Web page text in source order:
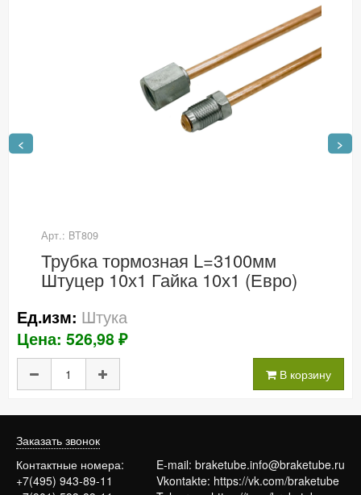
< >
Арт.: BT809
Трубка тормозная L=3100мм
Штуцер 10х1 Гайка 10х1 (Евро)
Ед.изм: Штука
Цена: 526,98 ₽
В корзину
Заказать звонок
Контактные номера:
+7(495) 943-89-11
E-mail: braketube.info@braketube.ru
Vkontakte: https://vk.com/braketube